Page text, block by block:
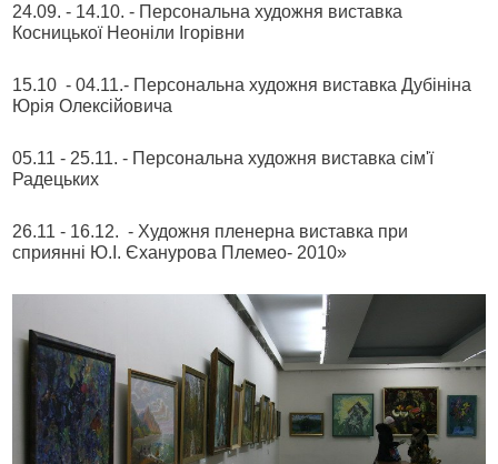
24.09. - 14.10. - Персональна художня виставка
Косницької Неоніли Ігорівни
15.10 - 04.11.- Персональна художня виставка Дубініна
Юрія Олексійовича
05.11 - 25.11. - Персональна художня виставка сім'ї
Радецьких
26.11 - 16.12. - Художня пленерна виставка при
сприянні Ю.І. Єханурова Племео- 2010»